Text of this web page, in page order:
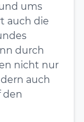
ums
auch die
durch
nicht nur
auch
den